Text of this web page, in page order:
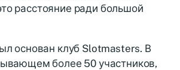
расстояние ради большой
основан клуб Slotmasters. В
более 50 участников,